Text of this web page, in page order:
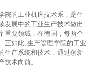
院的工业机床技术系，是生
发展中的工业生产技术做出
重要领域，在德国，每两个
正如此, 生产管理学院的工业
生产系统和技术，通过创新
术向前。